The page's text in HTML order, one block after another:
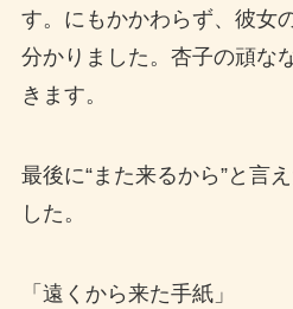
す。にもかかわらず、彼女
分かりました。杏子の頑な
きます。
最後に“また来るから”と言
した。
「遠くから来た手紙」